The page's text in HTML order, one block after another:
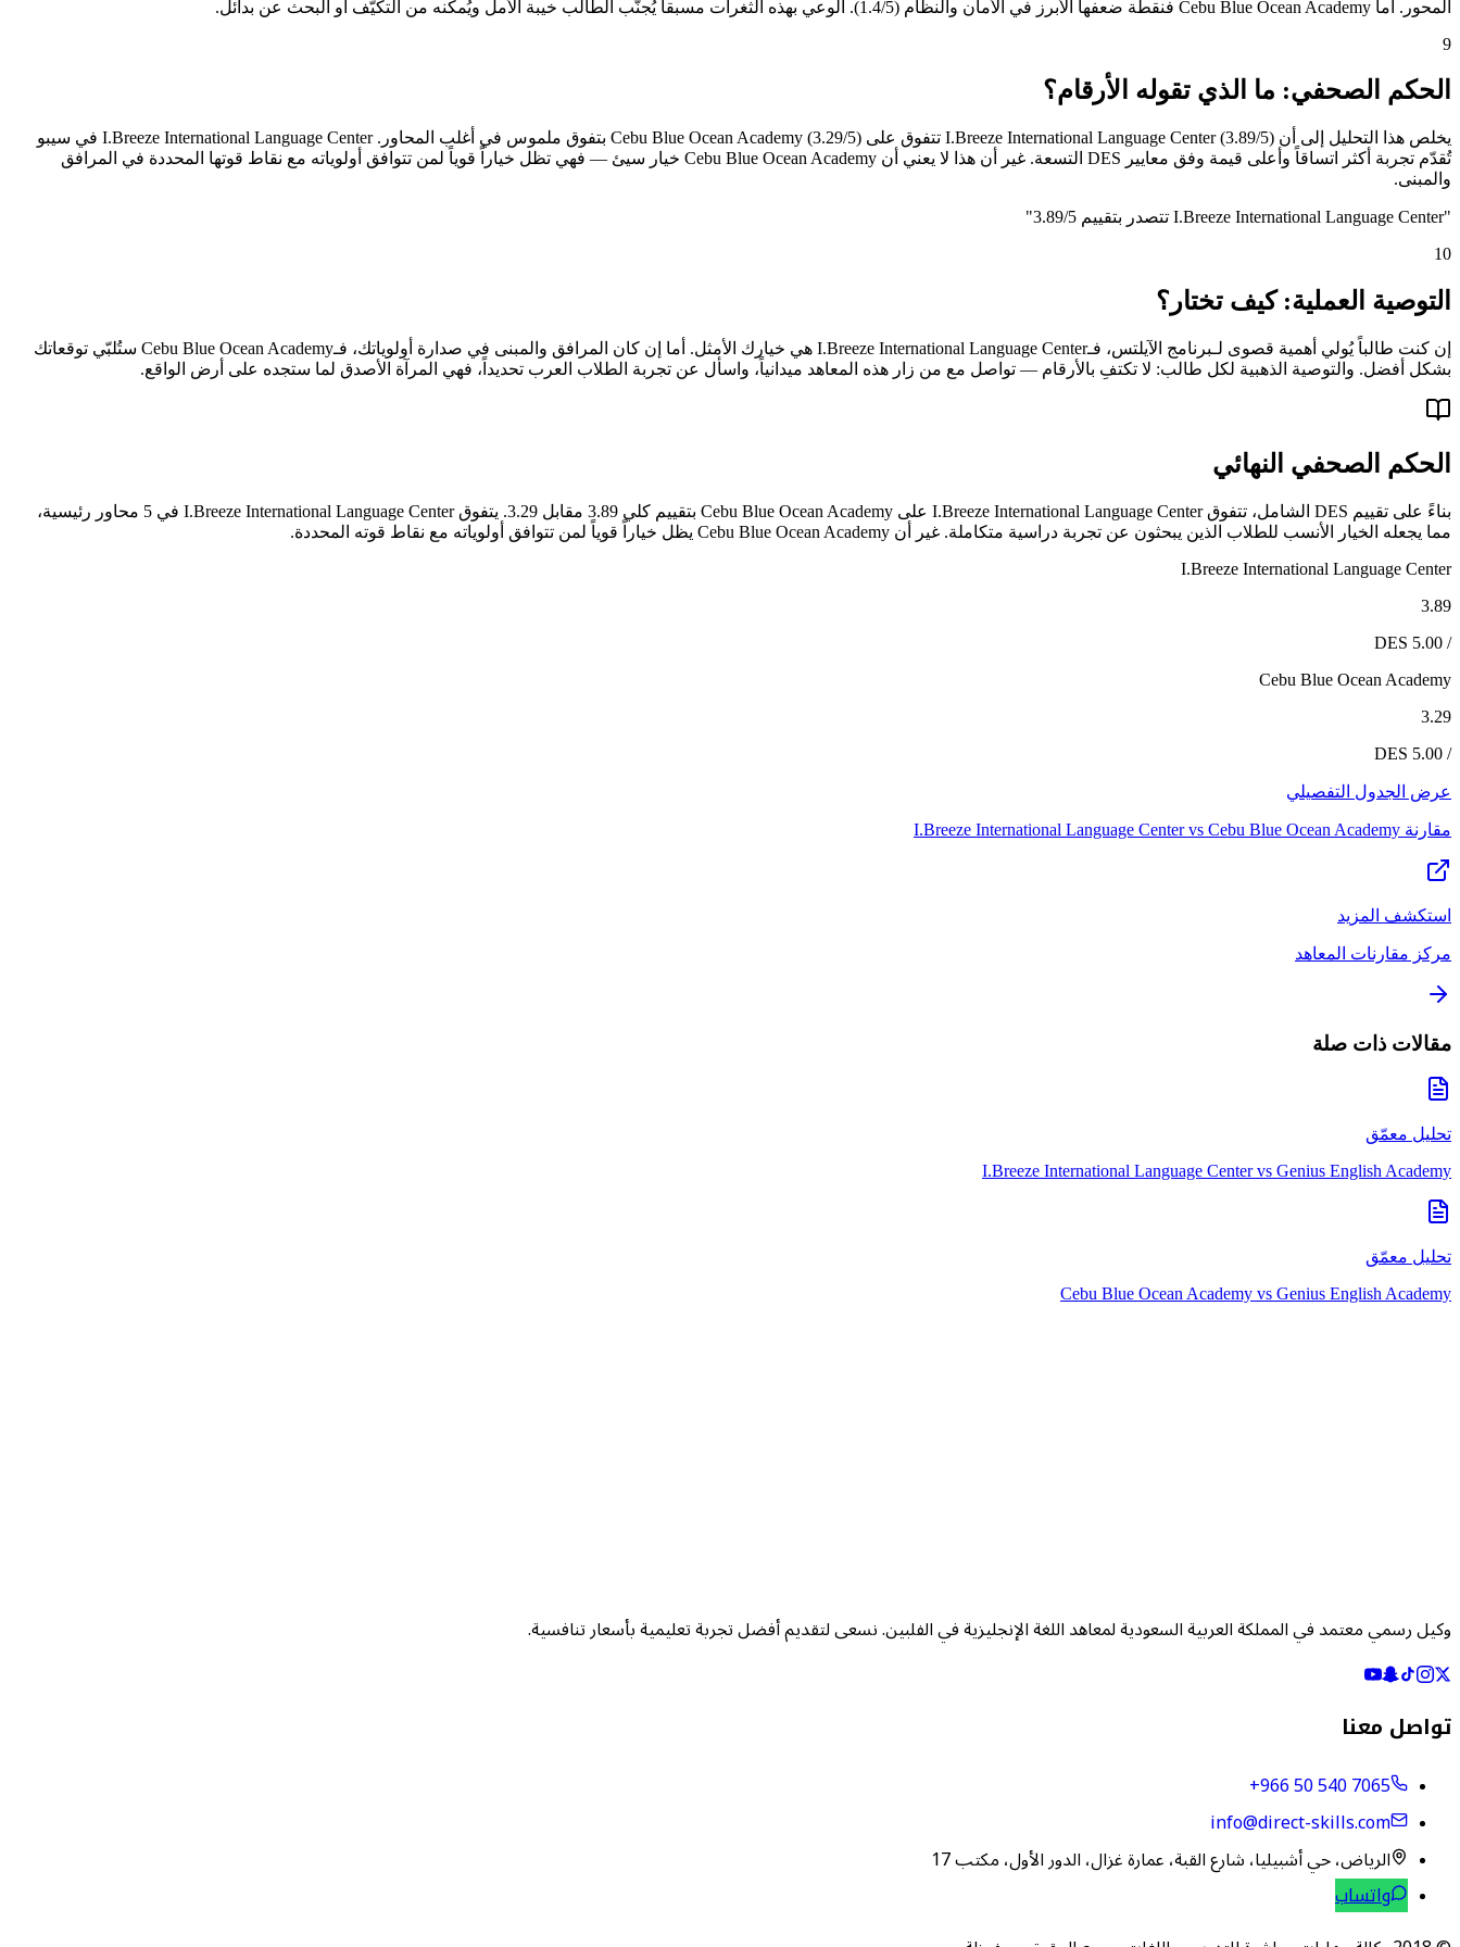
المحور. أما Cebu Blue Ocean Academy فنقطة ضعفها الأبرز في الأمان والنظام (1.4/5). الوعي بهذه الثغرات مسبقاً يُجنّب الطالب خيبة الأمل ويُمكّنه من التكيّف أو البحث عن بدائل.
9
الحكم الصحفي: ما الذي تقوله الأرقام؟
يخلص هذا التحليل إلى أن I.Breeze International Language Center (3.89/5) تتفوق على Cebu Blue Ocean Academy (3.29/5) بتفوق ملموس في أغلب المحاور. I.Breeze International Language Center في سيبو
تُقدّم تجربة أكثر اتساقاً وأعلى قيمة وفق معايير DES التسعة. غير أن هذا لا يعني أن Cebu Blue Ocean Academy خيار سيئ — فهي تظل خياراً قوياً لمن تتوافق أولوياته مع نقاط قوتها المحددة في المرافق
والمبنى.
"I.Breeze International Language Center تتصدر بتقييم 3.89/5
"
10
التوصية العملية: كيف تختار؟
إن كنت طالباً يُولي أهمية قصوى لـبرنامج الآيلتس، فـI.Breeze International Language Center هي خيارك الأمثل. أما إن كان المرافق والمبنى في صدارة أولوياتك، فـCebu Blue Ocean Academy ستُلبّي توقعاتك
بشكل أفضل. والتوصية الذهبية لكل طالب: لا تكتفِ بالأرقام — تواصل مع من زار هذه المعاهد ميدانياً، واسأل عن تجربة الطلاب العرب تحديداً، فهي المرآة الأصدق لما ستجده على أرض الواقع.
الحكم الصحفي النهائي
بناءً على تقييم DES الشامل، تتفوق I.Breeze International Language Center على Cebu Blue Ocean Academy بتقييم كلي 3.89 مقابل 3.29. يتفوق I.Breeze International Language Center في 5 محاور رئيسية،
مما يجعله الخيار الأنسب للطلاب الذين يبحثون عن تجربة دراسية متكاملة. غير أن Cebu Blue Ocean Academy يظل خياراً قوياً لمن تتوافق أولوياته مع نقاط قوته المحددة.
I.Breeze International Language Center
3.89
/ 5.00 DES
Cebu Blue Ocean Academy
3.29
/ 5.00 DES
عرض الجدول التفصيلي
مقارنة I.Breeze International Language Centervs Cebu Blue Ocean Academy
استكشف المزيد
مركز مقارنات المعاهد
مقالات ذات صلة
تحليل معمّق
I.Breeze International Language Centervs Genius English Academy
تحليل معمّق
Cebu Blue Ocean Academy vs Genius English Academy
وكيل رسمي معتمد في المملكة العربية السعودية لمعاهد اللغة الإنجليزية في الفلبين. نسعى لتقديم أفضل تجربة تعليمية بأسعار تنافسية.
تواصل معنا
+966 50 540 7065
info@direct-skills.com
الرياض، حي أشبيليا، شارع القبة، عمارة غزال، الدور الأول، مكتب 17
واتساب